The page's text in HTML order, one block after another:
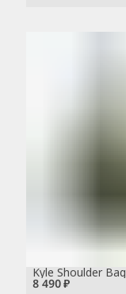
8 490 ₽
Kyle Shoulder Bag